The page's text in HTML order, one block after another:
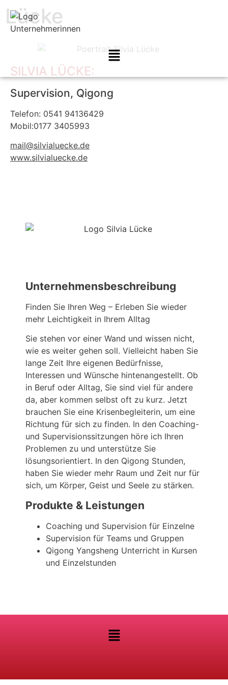
Lücke
SILVIA LÜCKE:
Supervision, Qigong
Telefon: 0541 94136429
Mobil:0177 3405993
mail@silvialuecke.de
www.silvialuecke.de
Unternehmensbeschreibung
Finden Sie Ihren Weg – Erleben Sie wieder
mehr Leichtigkeit in Ihrem Alltag
Sie stehen vor einer Wand und wissen nicht,
wie es weiter gehen soll. Vielleicht haben Sie
lange Zeit Ihre eigenen Bedürfnisse,
Interessen und Wünsche hintenangestellt. Ob
in Beruf oder Alltag, Sie sind viel für andere
da, aber kommen selbst oft zu kurz. Jetzt
brauchen Sie eine Krisenbegleiterin, um eine
Richtung für sich zu finden. In den Coaching-
und Supervisionssitzungen höre ich Ihren
Problemen zu und unterstütze Sie
lösungsorientiert. In den Qigong Stunden,
haben Sie wieder mehr Raum und Zeit nur für
sich, um Körper, Geist und Seele zu stärken.
Produkte & Leistungen
Coaching und Supervision für Einzelne
Supervision für Teams und Gruppen
Qigong Yangsheng Unterricht in Kursen
und Einzelstunden